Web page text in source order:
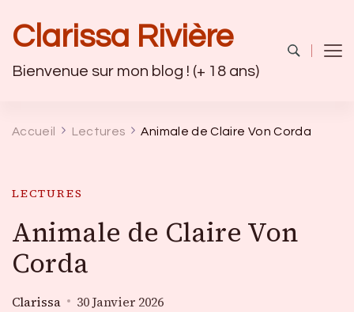
Clarissa Rivière
Bienvenue sur mon blog ! (+ 18 ans)
Accueil Lectures Animale de Claire Von Corda
LECTURES
Animale de Claire Von
Corda
Clarissa 30 Janvier 2026